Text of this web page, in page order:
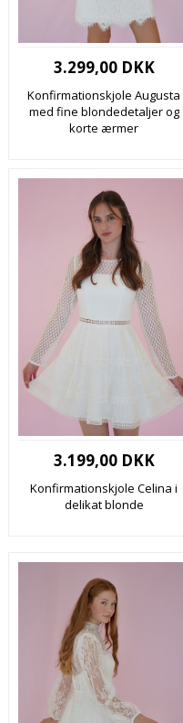
3.299,00 DKK
Konfirmationskjole Augusta
med fine blondedetaljer og
korte ærmer
3.199,00 DKK
Konfirmationskjole Celina i
delikat blonde